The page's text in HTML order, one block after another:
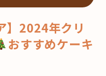
】2024年クリ
おすすめケーキ